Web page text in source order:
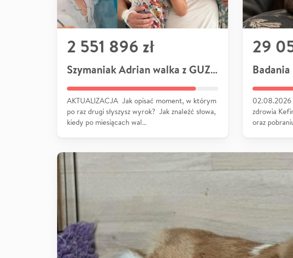
2 551 896 zł
Szymaniak Adrian walka z GUZEM
AKTUALIZACJA Jak opisać moment, w którym
po raz drugi słyszysz wyrok? Jak znaleźć słowa,
kiedy po miesiącach wal…
29
02.08.2026
zdrowia
oraz